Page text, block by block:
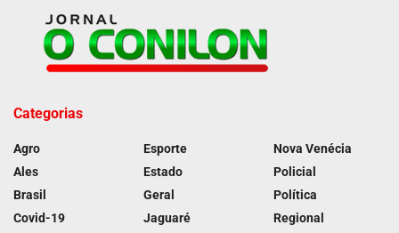
Categorias
Agro
Ales
Brasil
Covid-19
Esporte
Estado
Geral
Jaguaré
Nova Venécia
Policial
Política
Regional